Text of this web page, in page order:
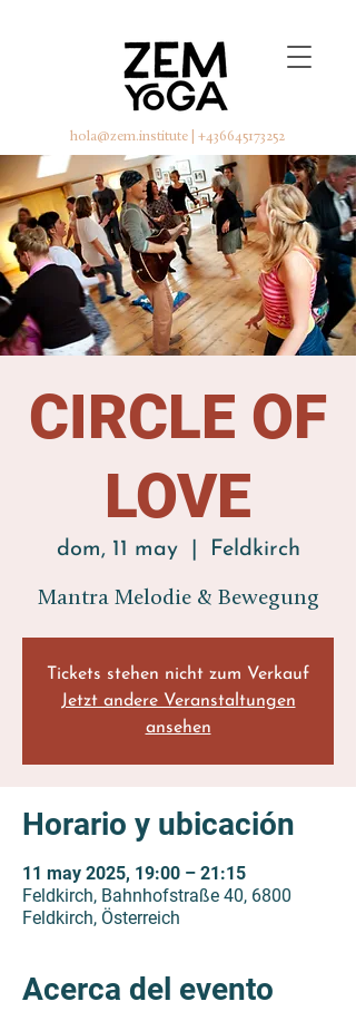
hola@zem.institute +436645173252
CIRCLE OF
LOVE
dom, 11 may
  |
Feldkirch
Mantra Melodie & Bewegung
Tickets stehen nicht zum Verkauf
Jetzt andere Veranstaltungen
ansehen
Horario y ubicación
11 may 2025, 19:00 – 21:15
Feldkirch, Bahnhofstraße 40, 6800
Feldkirch, Österreich
Acerca del evento